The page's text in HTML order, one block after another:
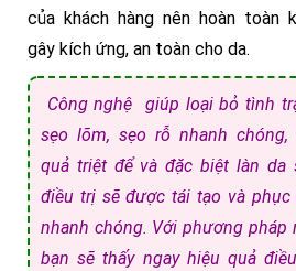
của khách hàng nên hoàn toàn
gây kích ứng, an toàn cho da.
Công nghệ giúp loại bỏ tình
sẹo lõm, sẹo rỗ nhanh chóng,
quả triệt để và đặc biệt làn da
điều trị sẽ được tái tạo và phục
nhanh chóng. Với phương pháp
bạn sẽ thấy ngay hiệu quả